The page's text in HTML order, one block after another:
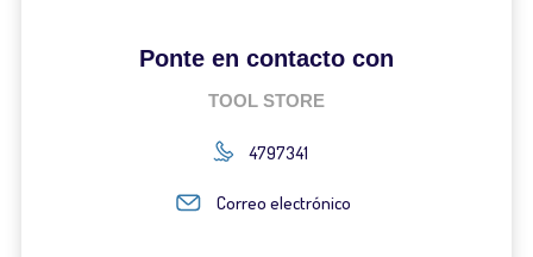
Ponte en contacto con
TOOL STORE
4797341
Correo electrónico